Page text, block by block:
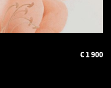
1 900
€